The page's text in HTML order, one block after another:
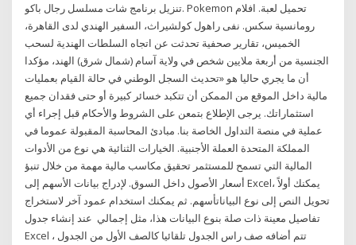
تنزيل برنامج شات مسلسل رجال باكو. Pokemon تحميل لعبة. افلام
رومانسية سكس. نفى راهول كولشيراث، السفير الهندي لدى القاهرة،
الخميس، تقارير صحفية تحدثت عن اتجاه السلطات الهندية لسحب
الجنسية من أربعة ملايين شخص في ولاية آسام (شمال شرق) الهند، مؤكدا
أن ما يجري حاليا هو «تحديث السجل الوطني في حالة القيام بعمليات
مالية داخل الموقع من الممكن أن تتكبد خسائر كبيرة أو حتى فقدان جميع
استثماراتك. يرجى الإطلاع بتمعن على الشروط والأحكام قبل إجراء أي
عملية في منصة التداول الخاصة بنا. مبادئ المحاسبة المقبولة عموما في
المملكة المتحدة العملة الأجنبية. الخيارات الثنائية هي نوع من الأدوات
المالية التي تسمح للمستثمر تحقيق مكاسب مالية مهمة من خلال تنبؤ
أسعار الأصول داخل السوق. لإدراج بيانات الأسهم إلى Excel، يمكنك أولاً
تحويل النص إلى نوع البياناتأسهم. ثم يمكنك استخدام عمود آخر لاستخراج
تفاصيل معينة ذات صلة بنوع البيانات هذا، مثل إجمالي عند إنشاء جدول
Excel ، تتم أضافه صف راس الجدول تلقائيا كالصف الأول من الجدول